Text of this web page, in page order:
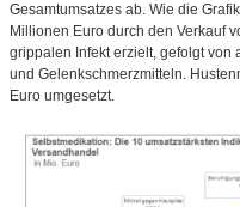
Gesamtumsatzes ab. Wie die
Millionen Euro durch den Verkauf
grippalen Infekt erzielt, gefolgt
und Gelenkschmerzmitteln.
Euro umgesetzt.